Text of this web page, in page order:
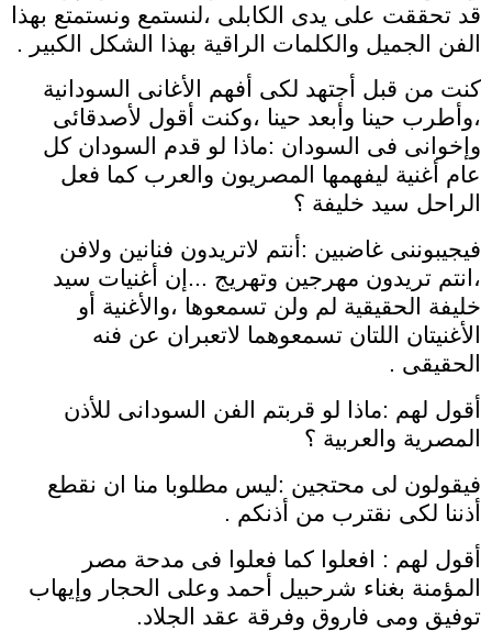
قد تحققت على يدى الكابلى ،لنستمع ونستمتع بهذا
الفن الجميل والكلمات الراقية بهذا الشكل الكبير .
كنت من قبل أجتهد لكى أفهم الأغانى السودانية
،وأطرب حينا وأبعد حينا ،وكنت أقول لأصدقائى
وإخوانى فى السودان :ماذا لو قدم السودان كل
عام أغنية ليفهمها المصريون والعرب كما فعل
الراحل سيد خليفة ؟
فيجيبوننى غاضبين :أنتم لاتريدون فنانين ولافن
،انتم تريدون مهرجين وتهريج ...إن أغنيات سيد
خليفة الحقيقية لم ولن تسمعوها ،والأغنية أو
الأغنيتان اللتان تسمعوهما لاتعبران عن فنه
الحقيقى .
أقول لهم :ماذا لو قربتم الفن السودانى للأذن
المصرية والعربية ؟
فيقولون لى محتجين :ليس مطلوبا منا ان نقطع
أذننا لكى نقترب من أذنكم .
أقول لهم : افعلوا كما فعلوا فى مدحة مصر
المؤمنة بغناء شرحبيل أحمد وعلى الحجار وإيهاب
توفيق ومى فاروق وفرقة عقد الجلاد.